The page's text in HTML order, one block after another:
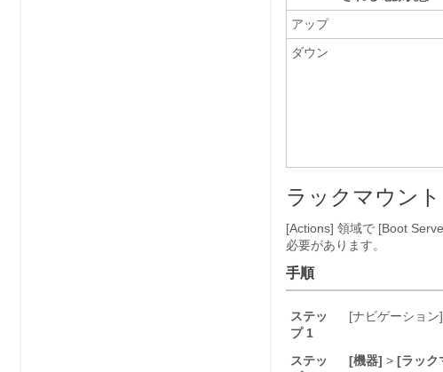
アップ
ダウン
ラックマウン
[Actions] 領域で [Boot
必要があります。
手順
ステッ
プ 1
[ナビゲーション
ステッ
[機器] > [ラック